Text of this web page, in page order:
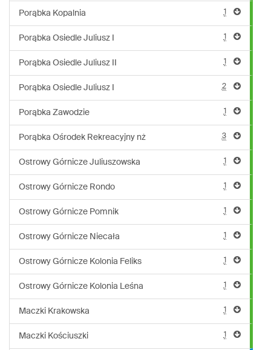
Porąbka Kopalnia 1
Porąbka Osiedle Juliusz I 1
Porąbka Osiedle Juliusz II 1
Porąbka Osiedle Juliusz I 2
Porąbka Zawodzie 1
Porąbka Ośrodek Rekreacyjny nż 3
Ostrowy Górnicze Juliuszowska 1
Ostrowy Górnicze Rondo 1
Ostrowy Górnicze Pomnik 1
Ostrowy Górnicze Niecała 1
Ostrowy Górnicze Kolonia Feliks 1
Ostrowy Górnicze Kolonia Leśna 1
Maczki Krakowska 1
Maczki Kościuszki 1